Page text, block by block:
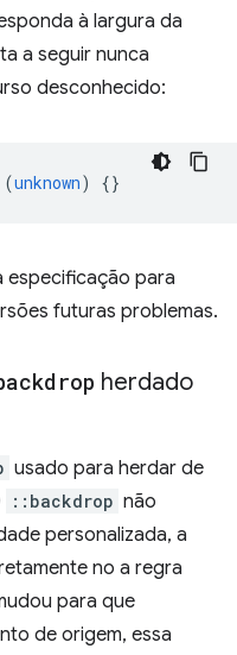
à largura da
a seguir nunca
desconhecido:
(unknown) {}
especificação para
futuras problemas.
herdado
usado para herdar de
::backdrop não
personalizada, a
no a regra
para que
de origem, essa